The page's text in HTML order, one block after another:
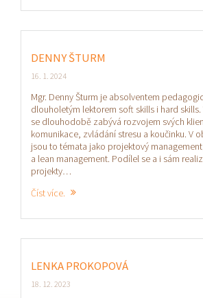
DENNY ŠTURM
16. 1. 2024
Mgr. Denny Šturm je absolventem
dlouholetým lektorem soft skills i hard
se dlouhodobě zabývá rozvojem svých
komunikace, zvládání stresu a koučinku. V
jsou to témata jako projektový
a lean management. Podílel se a i sám
projekty…
Číst více.
LENKA PROKOPOVÁ
18. 12. 2023